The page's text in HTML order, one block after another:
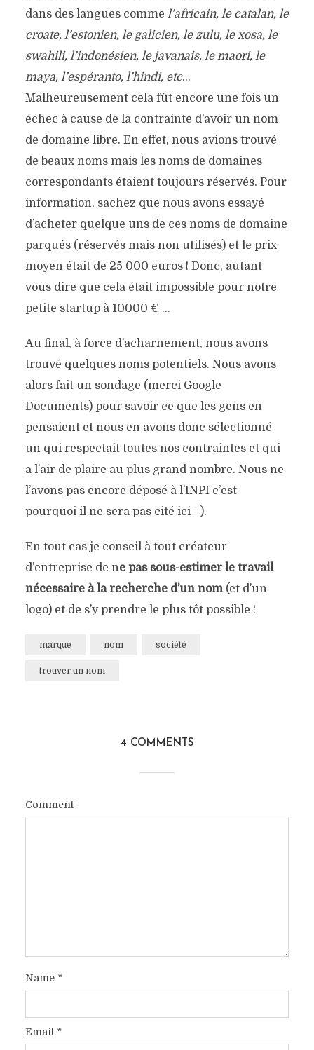
dans des langues comme l’africain, le catalan, le
croate, l’estonien, le galicien, le zulu, le xosa, le
swahili, l’indonésien, le javanais, le maori, le
maya, l’espéranto, l’hindi, etc…
Malheureusement cela fût encore une fois un
échec à cause de la contrainte d’avoir un nom
de domaine libre. En effet, nous avions trouvé
de beaux noms mais les noms de domaines
correspondants étaient toujours réservés. Pour
information, sachez que nous avons essayé
d’acheter quelque uns de ces noms de domaine
parqués (réservés mais non utilisés) et le prix
moyen était de 25 000 euros ! Donc, autant
vous dire que cela était impossible pour notre
petite startup à 10000 € …
Au final, à force d’acharnement, nous avons
trouvé quelques noms potentiels. Nous avons
alors fait un sondage (merci Google
Documents) pour savoir ce que les gens en
pensaient et nous en avons donc sélectionné
un qui respectait toutes nos contraintes et qui
a l’air de plaire au plus grand nombre. Nous ne
l’avons pas encore déposé à l’INPI c’est
pourquoi il ne sera pas cité ici =).
En tout cas je conseil à tout créateur
d’entreprise de ne pas sous-estimer le travail
nécessaire à la recherche d’un nom(et d’un
logo) et de s’y prendre le plus tôt possible !
marque nom société
trouver un nom
4 COMMENTS
Comment
Name *
Email *